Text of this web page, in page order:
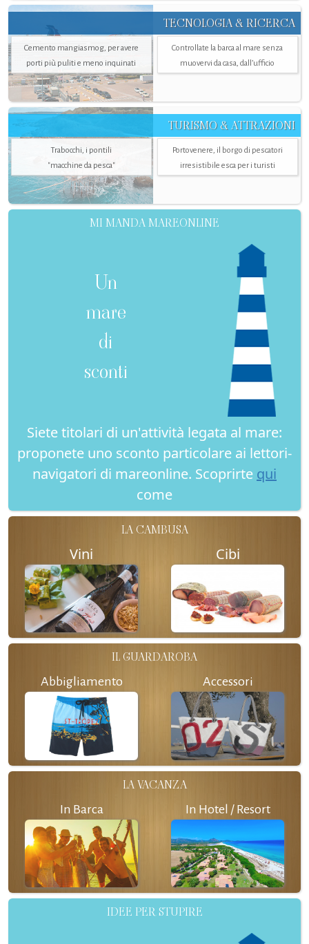
TECNOLOGIA & RICERCA
Cemento mangiasmog, per avere
porti più puliti e meno inquinati
Controllate la barca al mare senza
muovervi da casa, dall’ufficio
TURISMO & ATTRAZIONI
Trabocchi, i pontili
"macchine da pesca"
Portovenere, il borgo di pescatori
irresistibile esca per i turisti
MI MANDA MAREONLINE
Un
mare
di
sconti
Siete titolari di un'attività legata al mare:
proponete uno sconto particolare ai lettori-
navigatori di mareonline. Scoprirte qui
come
LA CAMBUSA
Vini Cibi
IL GUARDAROBA
Abbigliamento Accessori
LA VACANZA
In Barca In Hotel / Resort
IDEE PER STUPIRE